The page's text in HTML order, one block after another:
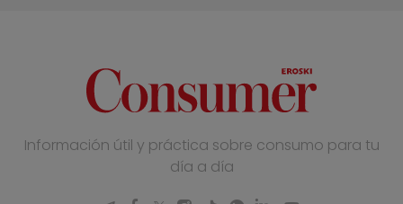
Información útil y práctica sobre consumo para tu
día a día